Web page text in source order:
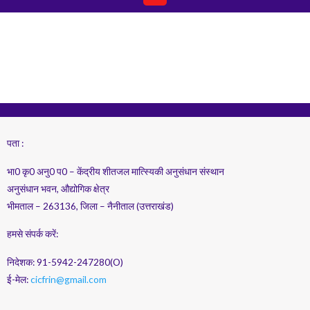
पता :
भा0 कृ0 अनु0 प0 – केंद्रीय शीतजल मात्स्यिकी अनुसंधान संस्थान
अनुसंधान भवन, औद्योगिक क्षेत्र
भीमताल – 263136, जिला – नैनीताल (उत्तराखंड)
हमसे संपर्क करें:
निदेशक: 91-5942-247280(O)
ई-मेल:cicfrin@gmail.com